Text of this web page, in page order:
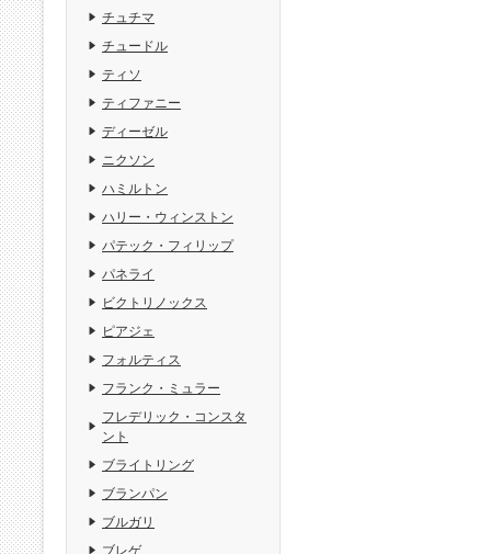
チュチマ
チュードル
ティソ
ティファニー
ディーゼル
ニクソン
ハミルトン
ハリー・ウィンストン
パテック・フィリップ
パネライ
ビクトリノックス
ピアジェ
フォルティス
フランク・ミュラー
フレデリック・コンスタ
ント
ブライトリング
ブランパン
ブルガリ
ブレゲ